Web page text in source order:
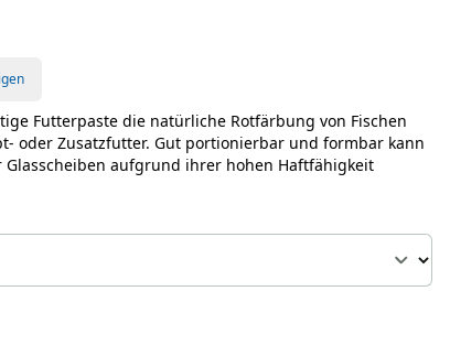
Futterpaste die natürliche Rotfärbung von Fischen
oder Zusatzfutter. Gut portionierbar und formbar kann
Glasscheiben aufgrund ihrer hohen Haftfähigkeit